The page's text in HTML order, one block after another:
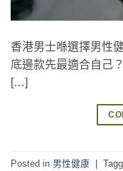
香港男士喺選擇男性
底邊款先最適合自己
[…]
Posted in 男性健康